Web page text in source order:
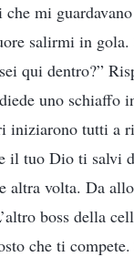
mi
salirmi in
qui dentro?”
uno schiaffo
tutti a
il tuo Dio ti salvi
volta. Da
boss della
che ti